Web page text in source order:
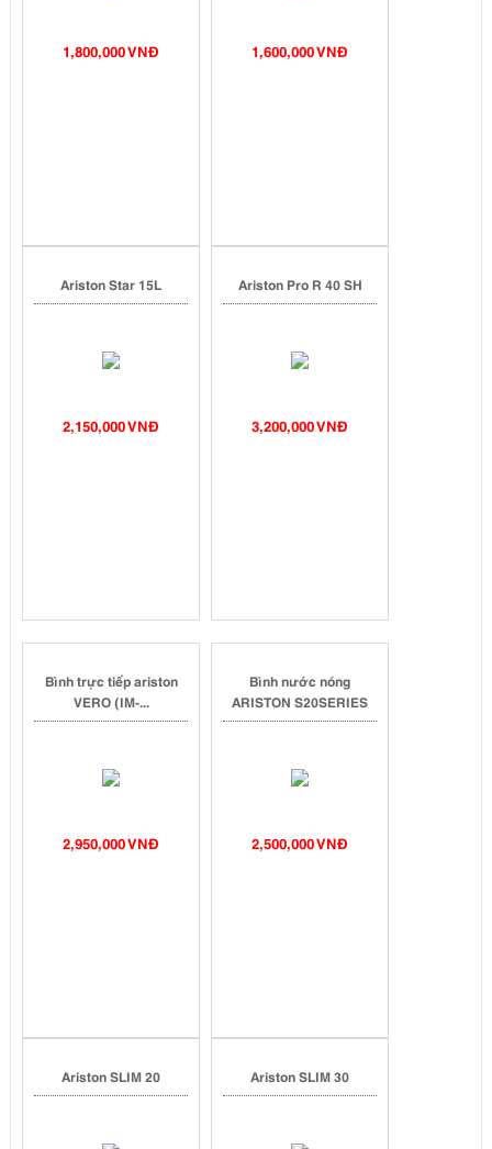
1,800,000 VNĐ 1,600,000 VNĐ
Ariston Star 15L
2,150,000 VNĐ
Ariston Pro R 40 SH
3,200,000 VNĐ
Bình trực tiếp ariston
VERO (IM-...
2,950,000 VNĐ
Bình nước nóng
ARISTON S20SERIES
2,500,000 VNĐ
Ariston SLIM 20 Ariston SLIM 30